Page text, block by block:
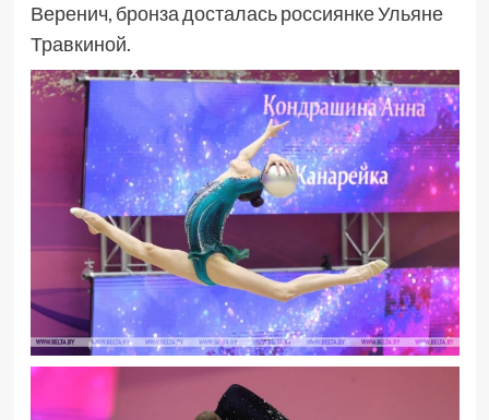
Веренич, бронза досталась россиянке Ульяне
Травкиной.